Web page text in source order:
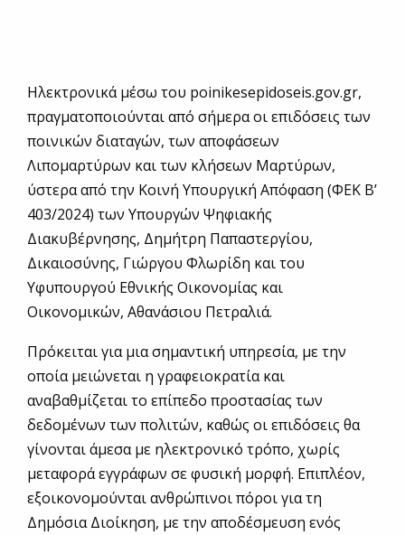
Ηλεκτρονικά μέσω του poinikesepidoseis.gov.gr,
πραγματοποιούνται από σήμερα οι επιδόσεις των
ποινικών διαταγών, των αποφάσεων
Λιπομαρτύρων και των κλήσεων Μαρτύρων,
ύστερα από την Κοινή Υπουργική Απόφαση (ΦΕΚ Β’
403/2024) των Υπουργών Ψηφιακής
Διακυβέρνησης, Δημήτρη Παπαστεργίου,
Δικαιοσύνης, Γιώργου Φλωρίδη και του
Υφυπουργού Εθνικής Οικονομίας και
Οικονομικών, Αθανάσιου Πετραλιά.
Πρόκειται για μια σημαντική υπηρεσία, με την
οποία μειώνεται η γραφειοκρατία και
αναβαθμίζεται το επίπεδο προστασίας των
δεδομένων των πολιτών, καθώς οι επιδόσεις θα
γίνονται άμεσα με ηλεκτρονικό τρόπο, χωρίς
μεταφορά εγγράφων σε φυσική μορφή. Επιπλέον,
εξοικονομούνται ανθρώπινοι πόροι για τη
Δημόσια Διοίκηση, με την αποδέσμευση ενός